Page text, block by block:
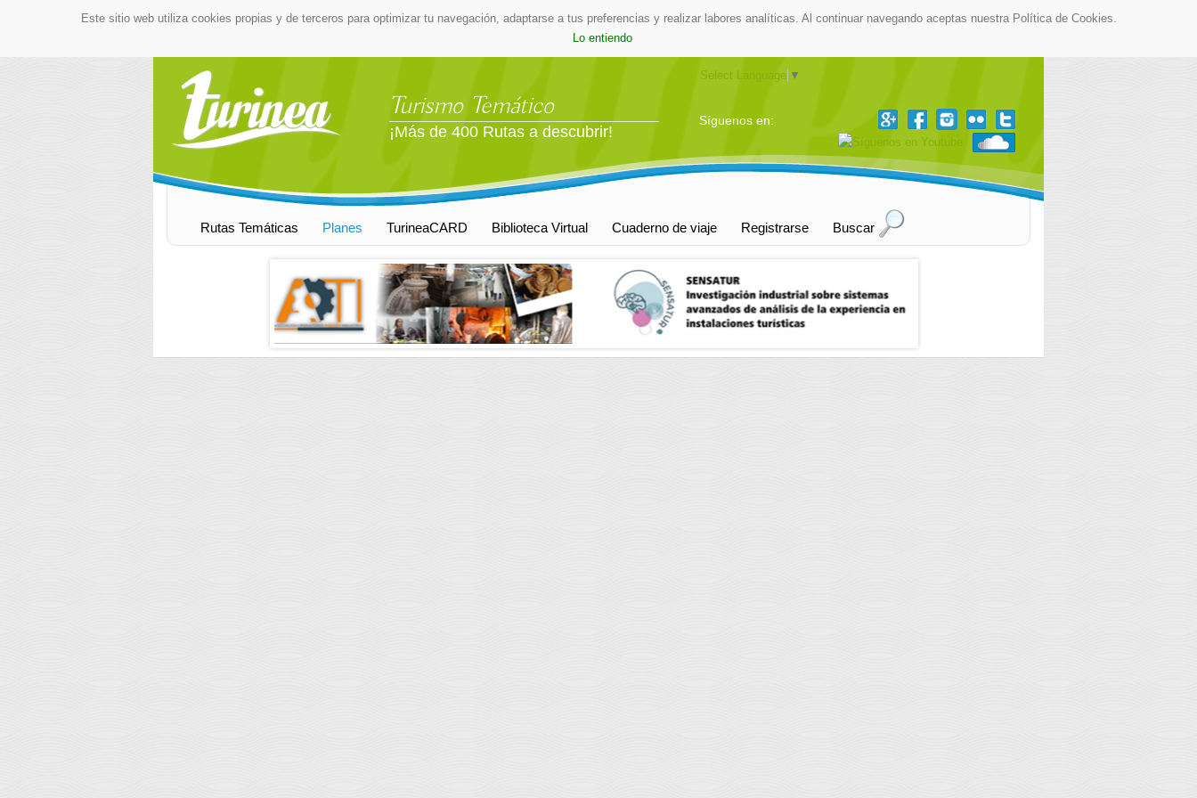
Este sitio web utiliza cookies propias y de terceros para optimizar tu navegación, adaptarse a tus preferencias y realizar labores analíticas. Al continuar navegando aceptas nuestra Política de Cookies.
Lo entiendo
Turismo Temático
¡Más de 400 Rutas a descubrir!
Select Language ▼
Síguenos en:
Rutas Temáticas Planes TurineaCARD Biblioteca Virtual Cuaderno de viaje Registrarse Buscar